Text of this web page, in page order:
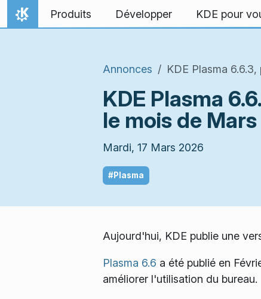
Aller directement au contenu
Accueil
Produits Développer KDE pour
Annonces KDE Plasma
KDE Plasma
le mois de Mars
Mardi, 17 Mars 2026
#Plasma
Aujourd'hui, KDE publie une
Plasma 6.6 a été publié en
améliorer l'utilisation du bureau.